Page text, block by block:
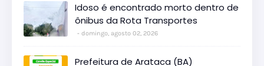
Idoso é encontrado morto dentro de
ônibus da Rota Transportes
domingo, agosto 02, 2026
Prefeitura de Arataca (BA)